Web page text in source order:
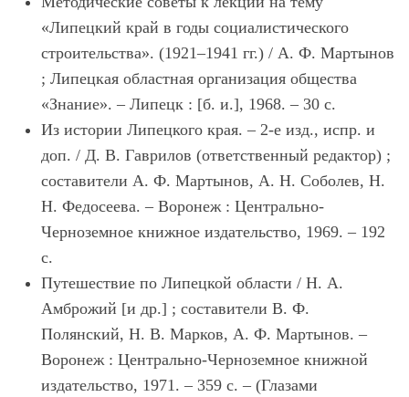
«Липецкий край в годы социалистического
строительства». (1921‒1941 гг.) / А. Ф. Мартынов
; Липецкая областная организация общества
«Знание». ‒ Липецк : [б. и.], 1968. ‒ 30 с.
Из истории Липецкого края. ‒ 2-е изд., испр. и
доп. / Д. В. Гаврилов (ответственный редактор) ;
составители А. Ф. Мартынов, А. Н. Соболев, Н.
Н. Федосеева. ‒ Воронеж : Центрально-
Черноземное книжное издательство, 1969. ‒ 192
с.
Путешествие по Липецкой области / Н. А.
Амброжий [и др.] ; составители В. Ф.
Полянский, Н. В. Марков, А. Ф. Мартынов. ‒
Воронеж : Центрально-Черноземное книжной
издательство, 1971. ‒ 359 с. ‒ (Глазами